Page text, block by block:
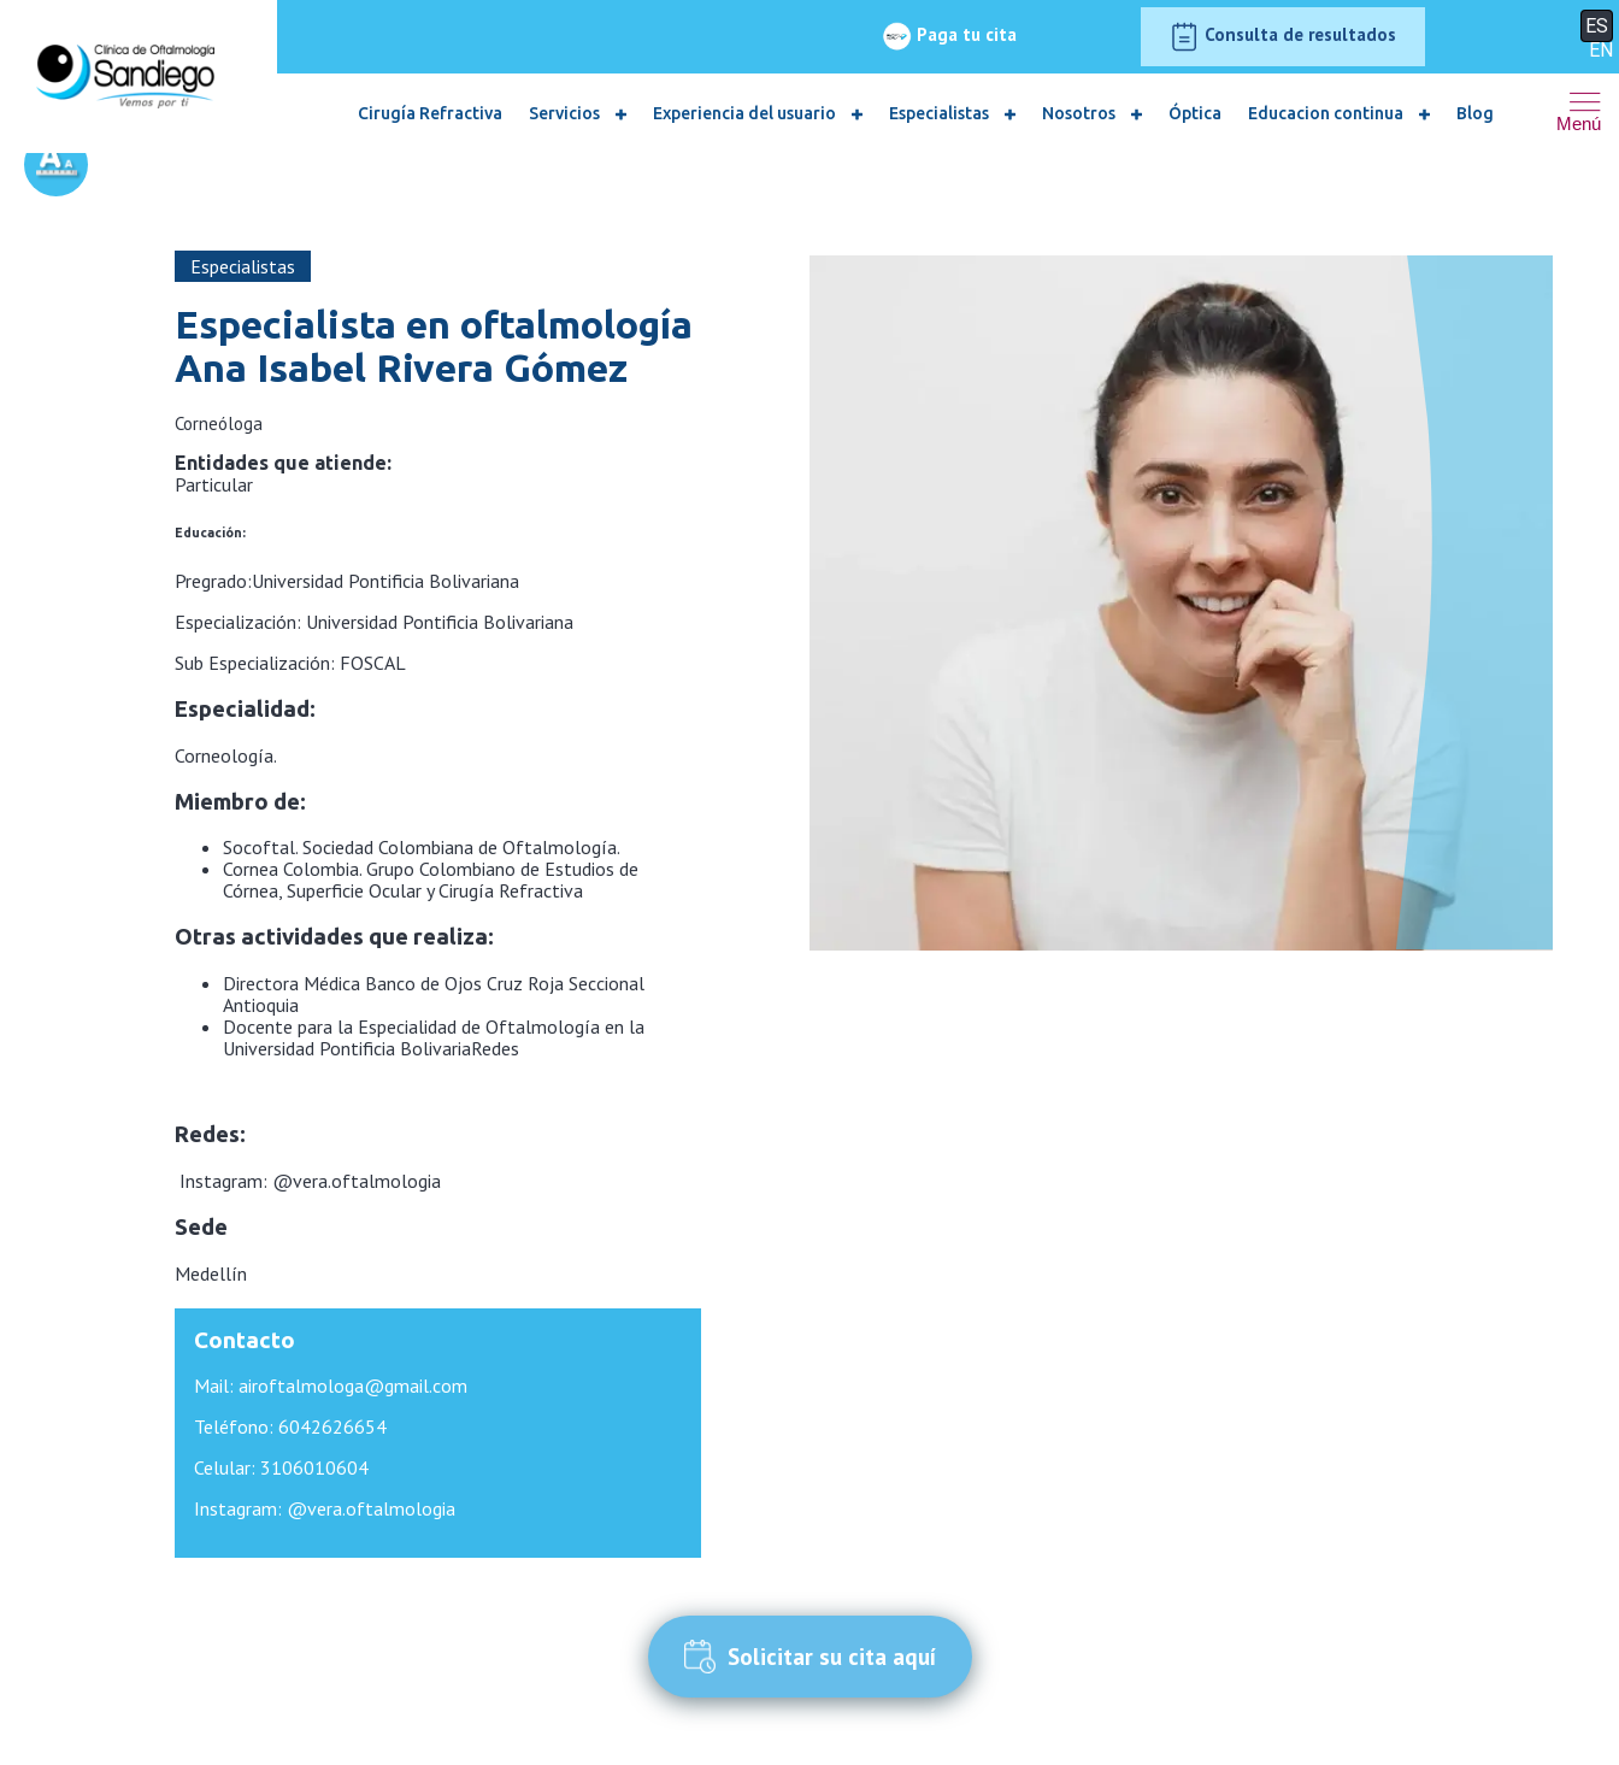
Paga tu cita Consulta de resultados
ES
EN
Cirugía Refractiva Servicios Experiencia del usuario Especialistas Nosotros Óptica Educacion continua Blog Menú
Especialistas
Especialista en oftalmología
Ana Isabel Rivera Gómez
Corneóloga
Entidades que atiende:
Particular
Educación:
Pregrado:Universidad Pontificia Bolivariana
Especialización: Universidad Pontificia Bolivariana
Sub Especialización: FOSCAL
Especialidad:
Corneología.
Miembro de:
Socoftal. Sociedad Colombiana de Oftalmología.
Cornea Colombia. Grupo Colombiano de Estudios de
Córnea, Superficie Ocular y Cirugía Refractiva
Otras actividades que realiza:
Directora Médica Banco de Ojos Cruz Roja Seccional
Antioquia
Docente para la Especialidad de Oftalmología en la
Universidad Pontificia BolivariaRedes
Redes:
Instagram: @vera.oftalmologia
Sede
Medellín
Contacto
Mail: airoftalmologa@gmail.com
Teléfono: 6042626654
Celular: 3106010604
Instagram: @vera.oftalmologia
Solicitar su cita aquí